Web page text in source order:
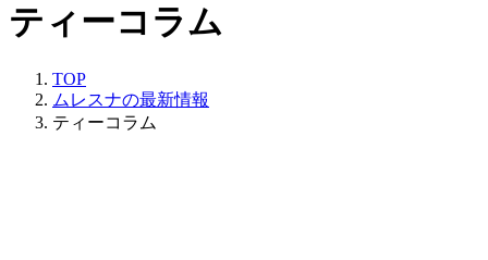
ティーコラム
TOP
ムレスナの最新情報
ティーコラム